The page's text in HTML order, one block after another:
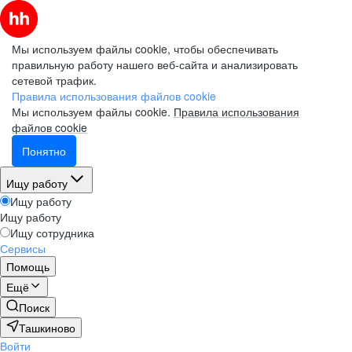
Мы используем файлы cookie, чтобы обеспечивать
правильную работу нашего веб-сайта и анализировать
сетевой трафик.
Правила использования файлов cookie
Мы используем файлы cookie. Правила использования
файлов cookie
Понятно
Ищу работу
Ищу работу
Ищу работу
Ищу сотрудника
Сервисы
Помощь
Ещё
Поиск
Ташкиново
Войти